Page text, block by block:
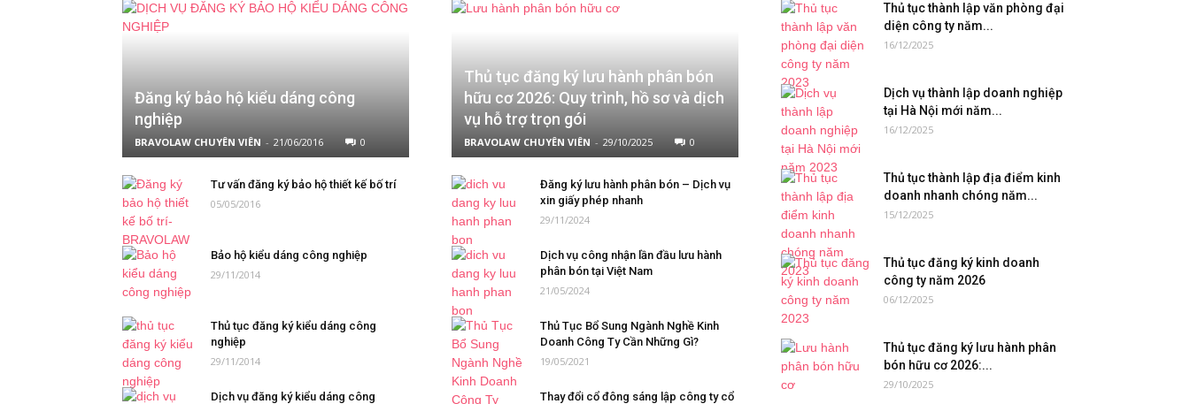
Đăng ký bảo hộ kiểu dáng công
nghiệp
BRAVOLAW CHUYÊN VIÊN - 21/06/2016 0
Tư vấn đăng ký bảo hộ thiết kế bố trí
05/05/2016
Bảo hộ kiểu dáng công nghiệp
29/11/2014
Thủ tục đăng ký kiểu dáng công
nghiệp
29/11/2014
Dịch vụ đăng ký kiểu dáng công
Thủ tục đăng ký lưu hành phân bón
hữu cơ 2026: Quy trình, hồ sơ và dịch
vụ hỗ trợ trọn gói
BRAVOLAW CHUYÊN VIÊN - 29/10/2025 0
Đăng ký lưu hành phân bón – Dịch vụ
xin giấy phép nhanh
29/11/2024
Dịch vụ công nhận lần đầu lưu hành
phân bón tại Việt Nam
21/05/2024
Thủ Tục Bổ Sung Ngành Nghề Kinh
Doanh Công Ty Cần Những Gì?
19/05/2021
Thay đổi cổ đông sáng lập công ty cổ
Thủ tục thành lập văn phòng đại
diện công ty năm...
16/12/2025
Dịch vụ thành lập doanh nghiệp
tại Hà Nội mới năm...
16/12/2025
Thủ tục thành lập địa điểm kinh
doanh nhanh chóng năm...
15/12/2025
Thủ tục đăng ký kinh doanh
công ty năm 2026
06/12/2025
Thủ tục đăng ký lưu hành phân
bón hữu cơ 2026:...
29/10/2025